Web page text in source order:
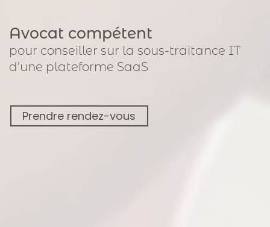
Avocat compétent
pour conseiller sur la sous-traitance IT
d'une plateforme SaaS
Prendre rendez-vous